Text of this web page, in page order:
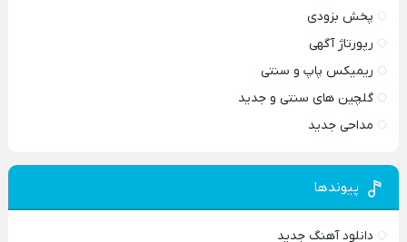
پخش بزودی
رپورتاژ آگهی
ریمیکس پاپ و سنتی
گلچین های سنتی و جدید
مداحی جدید
پیوندها
دانلود آهنگ جدید